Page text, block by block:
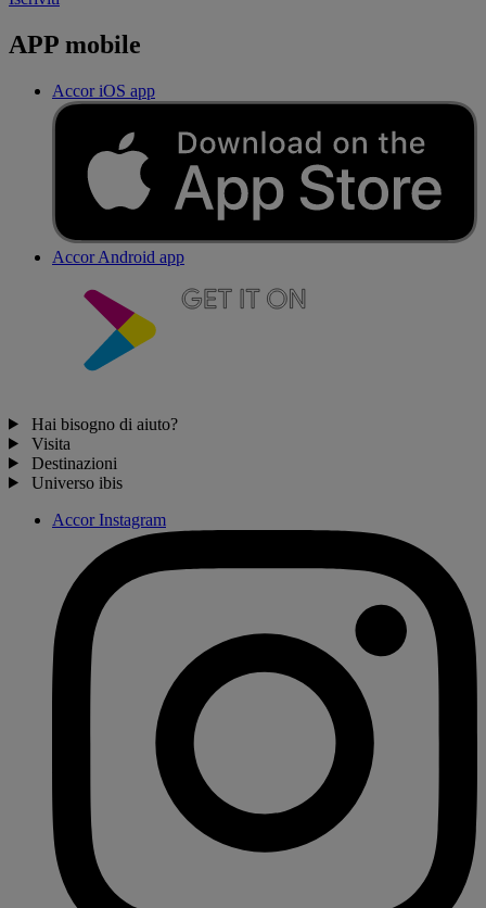
APP mobile
Accor iOS app
Accor Android app
Hai bisogno di aiuto?
Visita
Destinazioni
Universo ibis
Accor Instagram